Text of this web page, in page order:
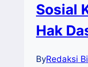
Sosial
Hak
ByRedaksi